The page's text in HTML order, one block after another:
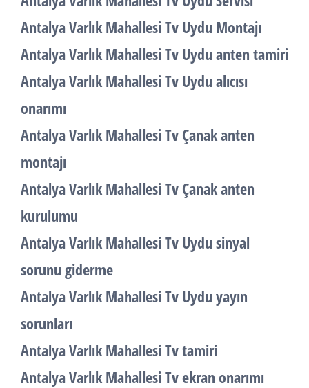
Antalya Varlık Mahallesi Tv Uydu Montajı
Antalya Varlık Mahallesi Tv Uydu anten tamiri
Antalya Varlık Mahallesi Tv Uydu alıcısı
onarımı
Antalya Varlık Mahallesi Tv Çanak anten
montajı
Antalya Varlık Mahallesi Tv Çanak anten
kurulumu
Antalya Varlık Mahallesi Tv Uydu sinyal
sorunu giderme
Antalya Varlık Mahallesi Tv Uydu yayın
sorunları
Antalya Varlık Mahallesi Tv tamiri
Antalya Varlık Mahallesi Tv ekran onarımı